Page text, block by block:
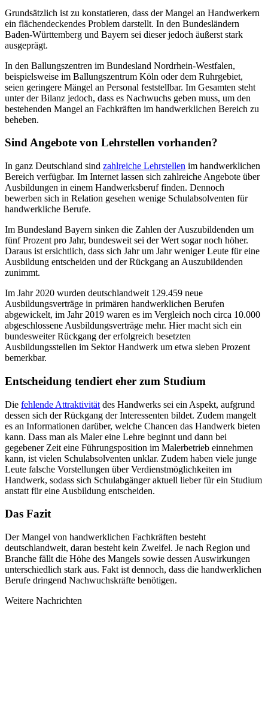
Grundsätzlich ist zu konstatieren, dass der Mangel an Handwerkern
ein flächendeckendes Problem darstellt. In den Bundesländern
Baden-Württemberg und Bayern sei dieser jedoch äußerst stark
ausgeprägt.
In den Ballungszentren im Bundesland Nordrhein-Westfalen,
beispielsweise im Ballungszentrum Köln oder dem Ruhrgebiet,
seien geringere Mängel an Personal feststellbar. Im Gesamten steht
unter der Bilanz jedoch, dass es Nachwuchs geben muss, um den
bestehenden Mangel an Fachkräften im handwerklichen Bereich zu
beheben.
Sind Angebote von Lehrstellen vorhanden?
In ganz Deutschland sind zahlreiche Lehrstellen im handwerklichen
Bereich verfügbar. Im Internet lassen sich zahlreiche Angebote über
Ausbildungen in einem Handwerksberuf finden. Dennoch
bewerben sich in Relation gesehen wenige Schulabsolventen für
handwerkliche Berufe.
Im Bundesland Bayern sinken die Zahlen der Auszubildenden um
fünf Prozent pro Jahr, bundesweit sei der Wert sogar noch höher.
Daraus ist ersichtlich, dass sich Jahr um Jahr weniger Leute für eine
Ausbildung entscheiden und der Rückgang an Auszubildenden
zunimmt.
Im Jahr 2020 wurden deutschlandweit 129.459 neue
Ausbildungsverträge in primären handwerklichen Berufen
abgewickelt, im Jahr 2019 waren es im Vergleich noch circa 10.000
abgeschlossene Ausbildungsverträge mehr. Hier macht sich ein
bundesweiter Rückgang der erfolgreich besetzten
Ausbildungsstellen im Sektor Handwerk um etwa sieben Prozent
bemerkbar.
Entscheidung tendiert eher zum Studium
Die fehlende Attraktivität des Handwerks sei ein Aspekt, aufgrund
dessen sich der Rückgang der Interessenten bildet. Zudem mangelt
es an Informationen darüber, welche Chancen das Handwerk bieten
kann. Dass man als Maler eine Lehre beginnt und dann bei
gegebener Zeit eine Führungsposition im Malerbetrieb einnehmen
kann, ist vielen Schulabsolventen unklar. Zudem haben viele junge
Leute falsche Vorstellungen über Verdienstmöglichkeiten im
Handwerk, sodass sich Schulabgänger aktuell lieber für ein Studium
anstatt für eine Ausbildung entscheiden.
Das Fazit
Der Mangel von handwerklichen Fachkräften besteht
deutschlandweit, daran besteht kein Zweifel. Je nach Region und
Branche fällt die Höhe des Mangels sowie dessen Auswirkungen
unterschiedlich stark aus. Fakt ist dennoch, dass die handwerklichen
Berufe dringend Nachwuchskräfte benötigen.
Weitere Nachrichten